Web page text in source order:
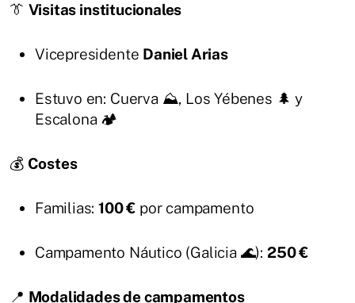
👔 Visitas institucionales
Vicepresidente Daniel Arias
Estuvo en: Cuerva ⛰️, Los Yébenes 🌲 y
Escalona 🏕️
💰 Costes
Familias:100 € por campamento
Campamento Náutico (Galicia 🌊): 250 €
📍 Modalidades de campamentos